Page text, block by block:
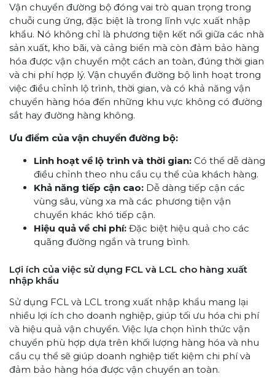
Vận chuyển đường bộ đóng vai trò quan trọng trong
chuỗi cung ứng, đặc biệt là trong lĩnh vực xuất nhập
khẩu. Nó không chỉ là phương tiện kết nối giữa các nhà
sản xuất, kho bãi, và cảng biển mà còn đảm bảo hàng
hóa được vận chuyển một cách an toàn, đúng thời gian
và chi phí hợp lý. Vận chuyển đường bộ linh hoạt trong
việc điều chỉnh lộ trình, thời gian, và có khả năng vận
chuyển hàng hóa đến những khu vực không có đường
sắt hay đường hàng không.
Ưu điểm của vận chuyển đường bộ:
Linh hoạt về lộ trình và thời gian: Có thể dễ dàng
điều chỉnh theo nhu cầu cụ thể của khách hàng.
Khả năng tiếp cận cao: Dễ dàng tiếp cận các
vùng sâu, vùng xa mà các phương tiện vận
chuyển khác khó tiếp cận.
Hiệu quả về chi phí: Đặc biệt hiệu quả cho các
quãng đường ngắn và trung bình.
Lợi ích của việc sử dụng FCL và LCL cho hàng xuất
nhập khẩu
Sử dụng FCL và LCL trong xuất nhập khẩu mang lại
nhiều lợi ích cho doanh nghiệp, giúp tối ưu hóa chi phí
và hiệu quả vận chuyển. Việc lựa chọn hình thức vận
chuyển phù hợp dựa trên khối lượng hàng hóa và nhu
cầu cụ thể sẽ giúp doanh nghiệp tiết kiệm chi phí và
đảm bảo hàng hóa được vận chuyển an toàn.